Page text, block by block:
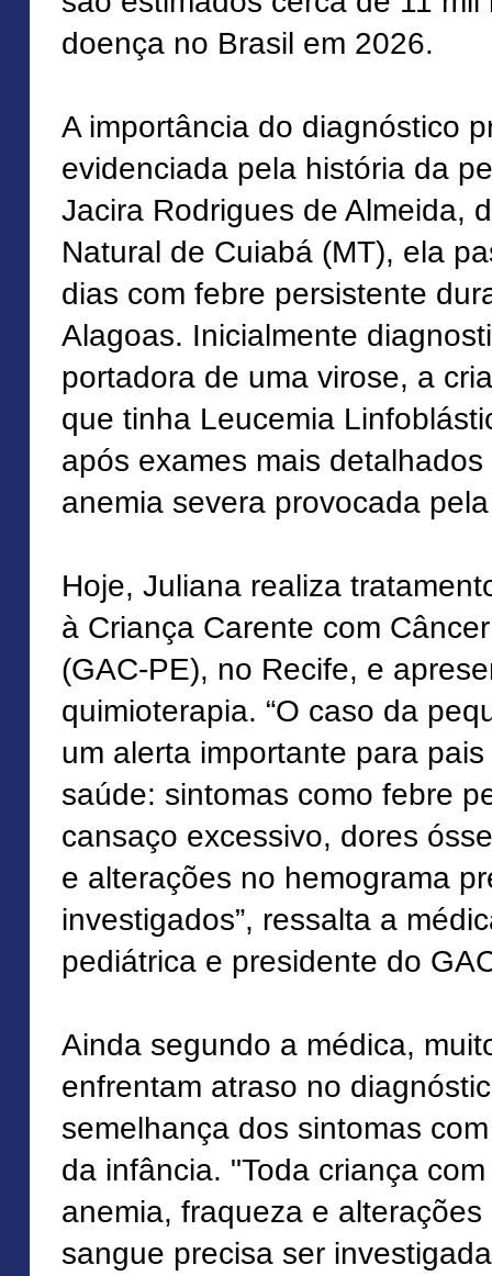
doença no Brasil em 2026.
A importância do diagnóstico
evidenciada pela história da
Jacira Rodrigues de Almeida,
Natural de Cuiabá (MT), ela
dias com febre persistente
Alagoas. Inicialmente
portadora de uma virose, a
que tinha Leucemia
após exames mais
anemia severa provocada
Hoje, Juliana realiza
à Criança Carente com
(GAC-PE), no Recife, e
quimioterapia. “O caso da
um alerta importante para
saúde: sintomas como febre
cansaço excessivo, dores
e alterações no hemograma
investigados”, ressalta a
pediátrica e presidente do
Ainda segundo a médica,
enfrentam atraso no
semelhança dos sintomas
da infância. "Toda criança
anemia, fraqueza e
sangue precisa ser